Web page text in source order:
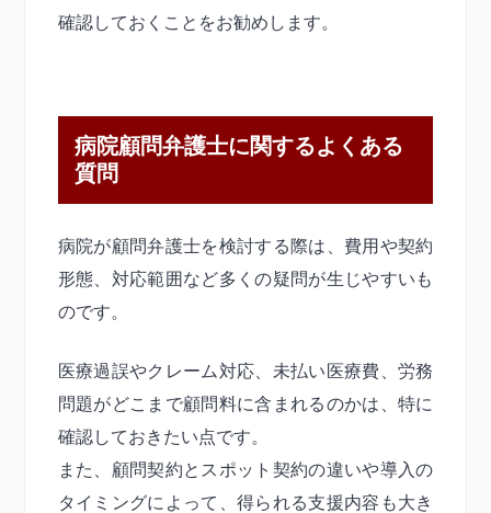
確認しておくことをお勧めします。
病院顧問弁護士に関するよくある
質問
病院が顧問弁護士を検討する際は、費用や契約
形態、対応範囲など多くの疑問が生じやすいも
のです。
医療過誤やクレーム対応、未払い医療費、労務
問題がどこまで顧問料に含まれるのかは、特に
確認しておきたい点です。
また、顧問契約とスポット契約の違いや導入の
タイミングによって、得られる支援内容も大き